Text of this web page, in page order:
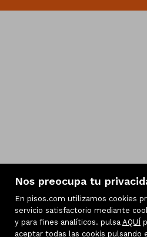
Nos preocupa tu
En pisos.com utilizamos cookies
servicio satisfactorio mediante
y para fines analíticos. pulsa AQUÍ
aceptar todas las cookis pulsando